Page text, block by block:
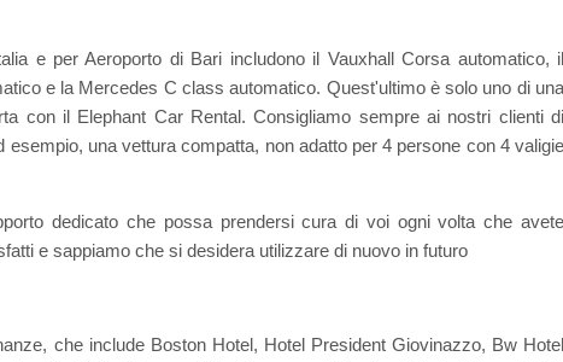
e per Aeroporto di Bari includono il Vauxhall Corsa automatico, il
e la Mercedes C class automatico. Quest'ultimo è solo uno di una
con il Elephant Car Rental. Consigliamo sempre ai nostri clienti di
una vettura compatta, non adatto per 4 persone con 4 valigie
dedicato che possa prendersi cura di voi ogni volta che avete
e sappiamo che si desidera utilizzare di nuovo in futuro
che include Boston Hotel, Hotel President Giovinazzo, Bw Hotel